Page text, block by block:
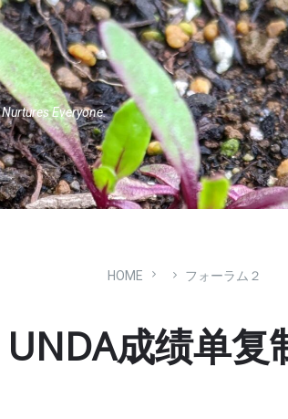
Everyone.
HOME フォーラム２
UNDA成绩单